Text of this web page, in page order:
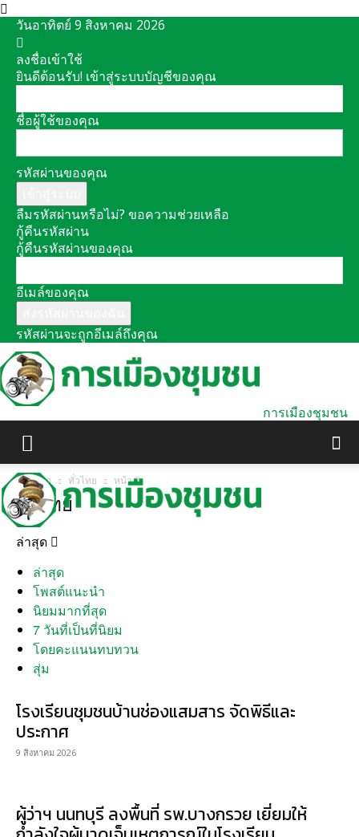
วันอาทิตย์ 9 สิงหาคม 2026
ลงชื่อเข้าใช้
ยินดีต้อนรับ! เข้าสู่ระบบบัญชีของคุณ
ชื่อผู้ใช้ของคุณ
รหัสผ่านของคุณ
ลืมรหัสผ่านหรือไม่? ขอความช่วยเหลือ
กู้คืนรหัสผ่าน
กู้คืนรหัสผ่านของคุณ
อีเมล์ของคุณ
รหัสผ่านจะถูกอีเมล์ถึงคุณ
การเมืองชุมชน
หน้าแรก ทั่วไทย หน้า 2
ทั่วไทย
ล่าสุด
ล่าสุด
โพสต์แนะนำ
นิยมมากที่สุด
7 วันที่เป็นที่นิยม
โดยคะแนนทบทวน
สุ่ม
โรงเรียนชุมชนบ้านช่องแสมสาร จัดพิธีและ
ประกาศ
9 สิงหาคม 2026
ผู้ว่าฯ นนทบุรี ลงพื้นที่ รพ.บางกรวย เยี่ยมให้